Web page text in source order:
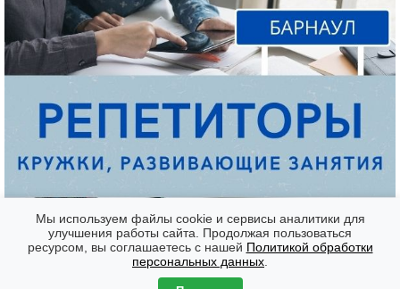
Часовой пояс: GMT + 7
phpBB ® Forum Software © phpBB Limited
Мы используем файлы cookie и сервисы аналитики для
улучшения работы сайта. Продолжая пользоваться
ресурсом, вы соглашаетесь с нашей Политикой обработки
персональных данных